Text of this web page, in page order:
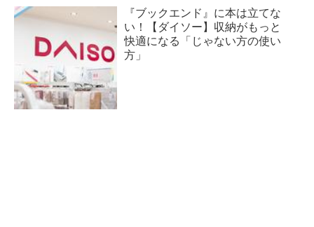
『ブックエンド』に本は立てな
い！【ダイソー】収納がもっと
快適になる「じゃない方の使い
方」